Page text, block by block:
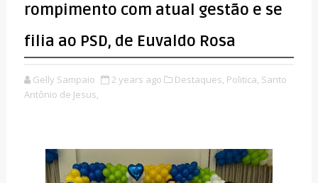
rompimento com atual gestão e se
filia ao PSD, de Euvaldo Rosa
Gelly Sampaio 2 years ago Destaques, Politica, Santo
Antônio de Jesus,